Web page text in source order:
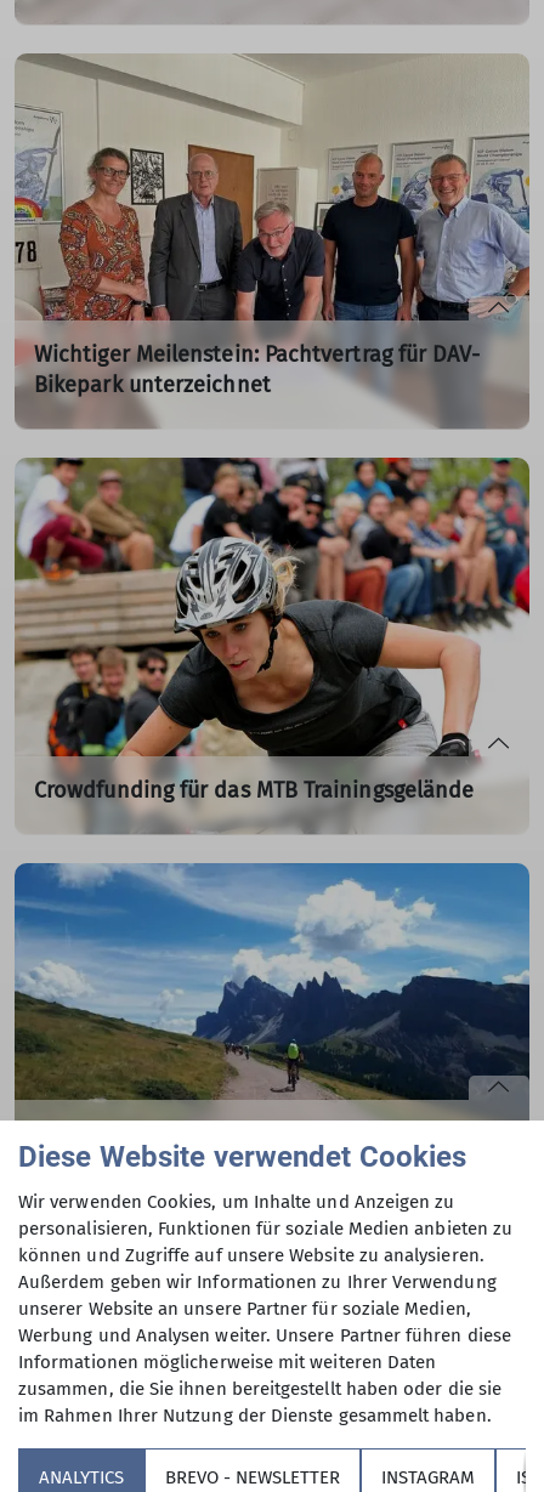
Gemeinsam mit der Trailbaufirma Ridetime Concepts
Raum
mehr erfahren
Wichtiger Meilenstein: Pachtvertrag für DAV-
Bikepark unterzeichnet
Mit dem neuen Skillup Bikepark des DAV werden
Augsburg geschaffen.
10.09.2024
mehr erfahren
Crowdfunding für das MTB Trainingsgelände
26.08.2024
(Update) Bitte unterstütze unser Projekt durch eine
Spende.
mehr erfahren
durch die Ladiner Dolomiten im Fanes
Nationalpark
6-Tages-Tour vermittelt die ganze Faszination des Bikens
28.11.2022
Die Fanes-Gruppe ist eine Gebirgsgruppe in den
nordwestlichen Dolomiten. Im ladinischen Teil um den
Kronplatz wird noch diese alte, romanische Sprache
gesprochen und ist Schauplatz von ladinischen Sagen
rund um das Reich der Fanes.
Andere Themen
Aktuelles Mountainbike Aktuelles Skillup Bikepark
Mountainbike
Diese Website verwendet Cookies
Wir verwenden Cookies, um Inhalte und Anzeigen zu
personalisieren, Funktionen für soziale Medien anbieten zu
können und Zugriffe auf unsere Website zu analysieren.
Außerdem geben wir Informationen zu Ihrer Verwendung
unserer Website an unsere Partner für soziale Medien,
Werbung und Analysen weiter. Unsere Partner führen diese
Informationen möglicherweise mit weiteren Daten
zusammen, die Sie ihnen bereitgestellt haben oder die sie
im Rahmen Ihrer Nutzung der Dienste gesammelt haben.
ANALYTICS BREVO - NEWSLETTER INSTAGRAM